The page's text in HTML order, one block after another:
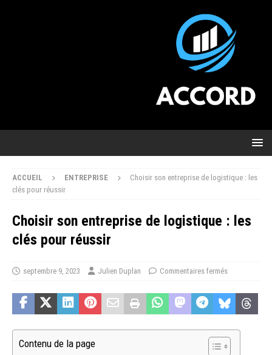
ACCUEIL ENTREPRISE
Choisir son entreprise de logistique : les
clés pour réussir
Choisir son entreprise de logistique : les
clés pour réussir
septembre 9, 2023 Julien Duplan Commentaires fermés
Contenu de la page